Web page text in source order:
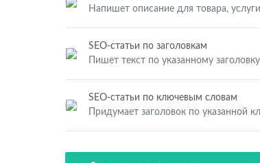
Напишет описание для товара,
SEO-статьи по заголовкам
Пишет текст по указанному
SEO-статьи по ключевым словам
Придумает заголовок по указанной